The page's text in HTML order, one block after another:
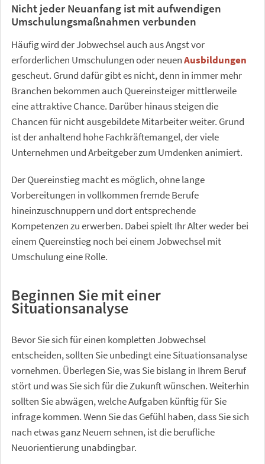
Nicht jeder Neuanfang ist mit aufwendigen
Umschulungsmaßnahmen verbunden
Häufig wird der Jobwechsel auch aus Angst vor
erforderlichen Umschulungen oder neuenAusbildungen
gescheut. Grund dafür gibt es nicht, denn in immer mehr
Branchen bekommen auch Quereinsteiger mittlerweile
eine attraktive Chance. Darüber hinaus steigen die
Chancen für nicht ausgebildete Mitarbeiter weiter. Grund
ist der anhaltend hohe Fachkräftemangel, der viele
Unternehmen und Arbeitgeber zum Umdenken animiert.
Der Quereinstieg macht es möglich, ohne lange
Vorbereitungen in vollkommen fremde Berufe
hineinzuschnuppern und dort entsprechende
Kompetenzen zu erwerben. Dabei spielt Ihr Alter weder bei
einem Quereinstieg noch bei einem Jobwechsel mit
Umschulung eine Rolle.
Beginnen Sie mit einer
Situationsanalyse
Bevor Sie sich für einen kompletten Jobwechsel
entscheiden, sollten Sie unbedingt eine Situationsanalyse
vornehmen. Überlegen Sie, was Sie bislang in Ihrem Beruf
stört und was Sie sich für die Zukunft wünschen. Weiterhin
sollten Sie abwägen, welche Aufgaben künftig für Sie
infrage kommen. Wenn Sie das Gefühl haben, dass Sie sich
nach etwas ganz Neuem sehnen, ist die berufliche
Neuorientierung unabdingbar.